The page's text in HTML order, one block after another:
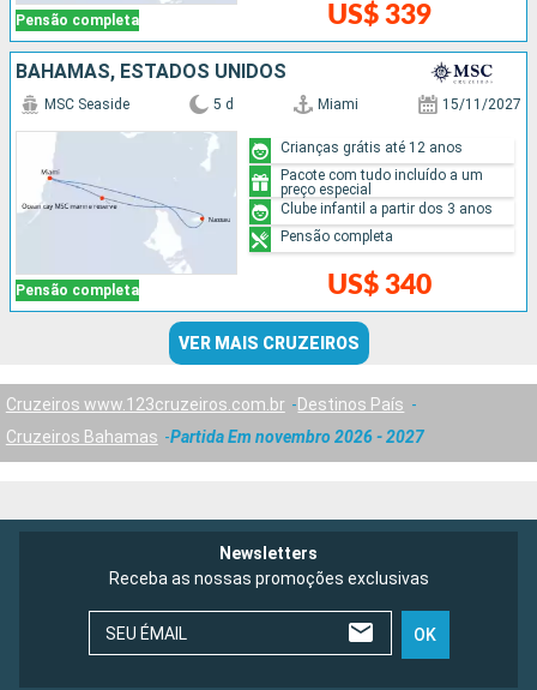
Pensão completa US$ 339
BAHAMAS, ESTADOS UNIDOS
Pensão completa
MSC Seaside 5 d Miami 15/11/2027
US$ 340
Crianças grátis até 12 anos
Pacote com tudo incluído a um
preço especial
Clube infantil a partir dos 3 anos
Pensão completa
VER MAIS CRUZEIROS
Cruzeiros www.123cruzeiros.com.br
Destinos País
Cruzeiros Bahamas
Partida Em novembro 2026 - 2027
Newsletters
Receba as nossas promoções exclusivas
SEU ÉMAIL OK